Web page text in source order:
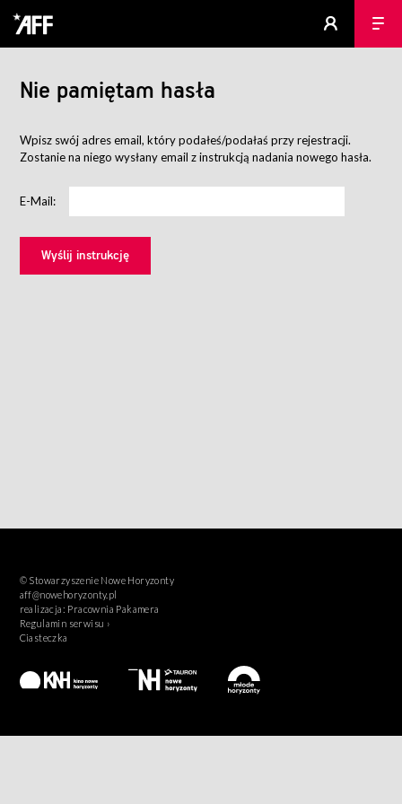
Nie pamiętam hasła
Wpisz swój adres email, który podałeś/podałaś przy rejestracji.
Zostanie na niego wysłany email z instrukcją nadania nowego hasła.
E-Mail:
© Stowarzyszenie Nowe Horyzonty
aff@nowehoryzonty.pl
realizacja: Pracownia Pakamera
Regulamin serwisu ›
Ciasteczka